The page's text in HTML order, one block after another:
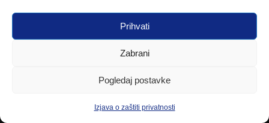
Prihvati
Zabrani
Pogledaj postavke
Izjava o zaštiti privatnosti
Neve| Powered byWordPress